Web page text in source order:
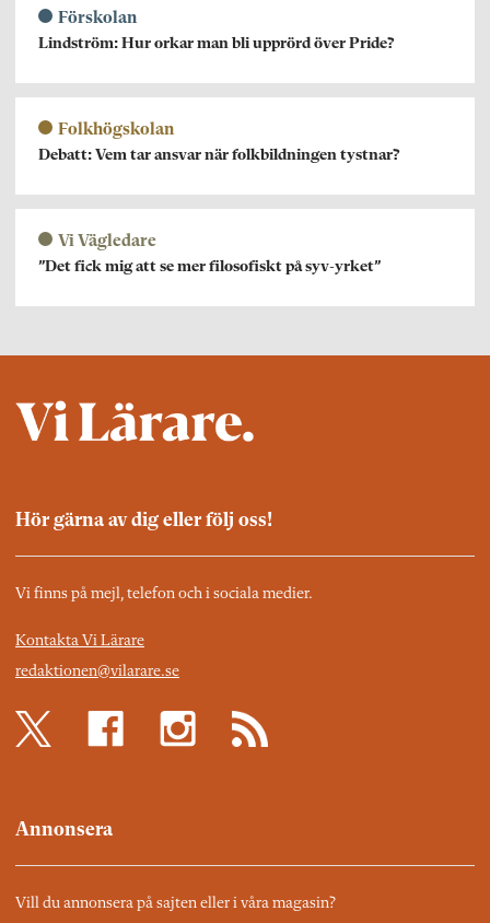
Förskolan
Lindström: Hur orkar man bli upprörd över Pride?
Folkhögskolan
Debatt: Vem tar ansvar när folkbildningen tystnar?
Vi Vägledare
”Det fick mig att se mer filosofiskt på syv-yrket”
Hör gärna av dig eller följ oss!
Vi finns på mejl, telefon och i sociala medier.
Kontakta Vi Lärare
redaktionen@vilarare.se
Annonsera
Vill du annonsera på sajten eller i våra magasin?